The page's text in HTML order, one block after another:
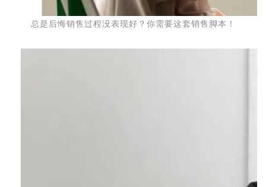
总是后悔销售过程没表现好？你需要这套销售脚本！